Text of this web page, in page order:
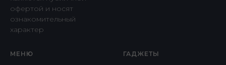
офертой и носят
ознакомительный
характер
МЕНЮ ГАДЖЕТЫ